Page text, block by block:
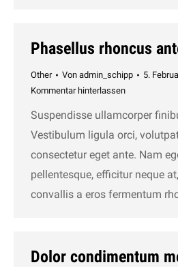
Phasellus rhoncus
Other Von admin_schipp
5.
Kommentar hinterlassen
Suspendisse ullamcorper
Vestibulum ligula orci,
consectetur eget ante. Nam
pellentesque, efficitur neque
convallis a eros fermentum
Dolor condimentum